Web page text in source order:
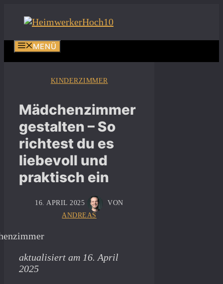
Inhalt
MENÜ
KINDERZIMMER
Mädchenzimmer
gestalten – So
richtest du es
liebevoll und
praktisch ein
16. APRIL 2025
VON
ANDREAS
aktualisiert am 16. April
2025